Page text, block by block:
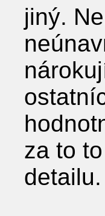
jiný.
za to
detailu.